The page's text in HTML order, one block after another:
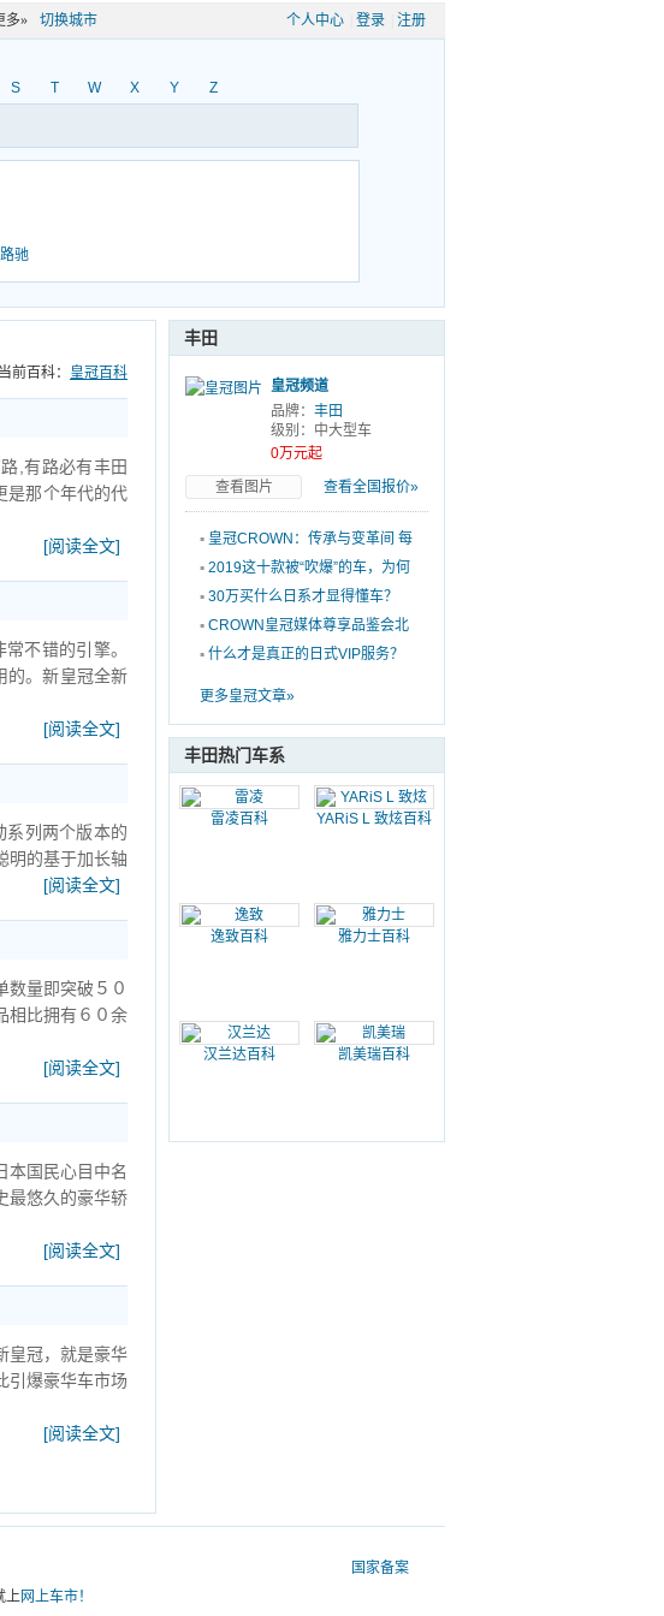
个人中心 登录 注册
多» 切换城市
S T W X Y Z
驰
丰田
皇冠频道
品牌： 丰田
级别：中大型车
0万元起
查看图片
查看全国报价»
▪ 皇冠CROWN：传承与变革间 每
次焕新都一种自我突破
▪ 2019这十款被“吹爆”的车，为何
消费者鲜有买单？
▪ 30万买什么日系才显得懂车？
是选进口货还是后驱车!
▪ CROWN皇冠媒体尊享品鉴会北
京站圆满落幕
▪ 什么才是真正的日式VIP服务？
更多皇冠文章»
丰田热门车系
雷凌百科 YARiS L 致炫百科
逸致百科 雅力士百科
汉兰达百科 凯美瑞百科
当前百科： 皇冠百科
,有路必有丰田
是那个年代的代
[阅读全文]
不错的引擎。
的。新皇冠全新
[阅读全文]
系列两个版本的
明的基于加长轴
[阅读全文]
数量即突破５０
相比拥有６０余
[阅读全文]
本国民心目中名
最悠久的豪华轿
[阅读全文]
皇冠，就是豪华
引爆豪华车市场
[阅读全文]
国家备案
上网上车市！